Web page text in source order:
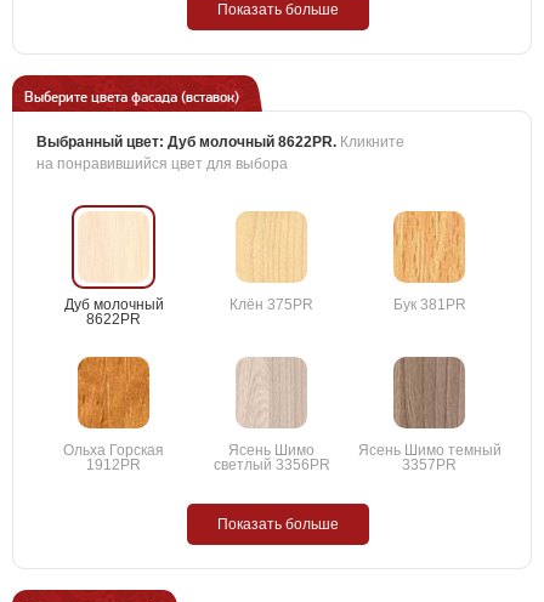
Показать больше
Выберите цвета фасада (вставок)
Выбранный цвет: Дуб молочный 8622PR. Кликните
на понравившийся цвет для выбора
Дуб молочный
8622PR
Клён 375PR Бук 381PR
Ольха Горская
1912PR
Ясень Шимо
светлый 3356PR
Ясень Шимо темный
3357PR
Показать больше